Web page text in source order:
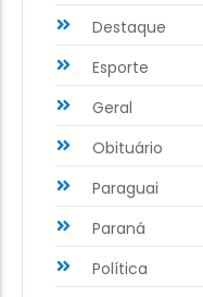
Destaque
Esporte
Geral
Obituário
Paraguai
Paraná
Política